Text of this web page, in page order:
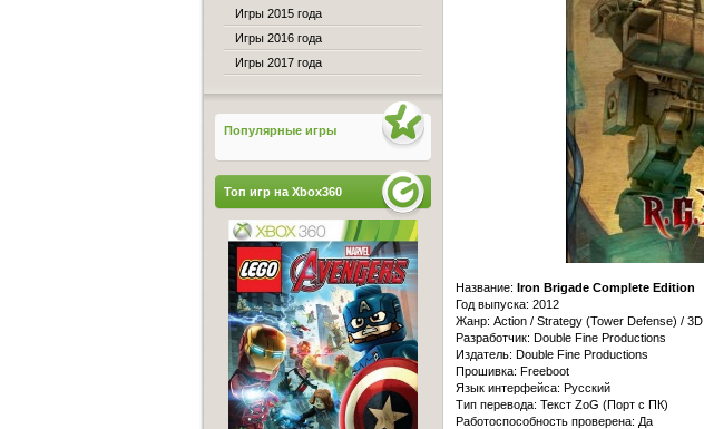
Название: Iron Brigade Complete Edition
Год выпуска: 2012
Жанр: Action / Strategy (Tower Defense) / 3D
Разработчик: Double Fine Productions
Издатель: Double Fine Productions
Прошивка: Freeboot
Язык интерфейса: Русский
Тип перевода: Текст ZoG (Порт с ПК)
Работоспособность проверена: Да
Игры 2015 года
Игры 2016 года
Игры 2017 года
Популярные игры
Топ игр на Xbox360